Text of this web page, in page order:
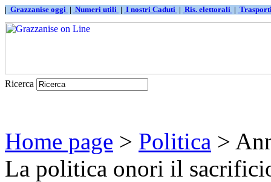
| Grazzanise oggi | Numeri utili | I nostri Caduti | Ris. elettorali |
Ricerca
Home page > Politica >
La politica onori il